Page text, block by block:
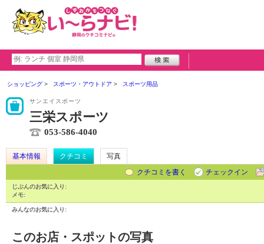
ショッピング スポーツ・アウトドア スポーツ用品
サンエイスポーツ
三栄スポーツ
053-586-4040
基本情報 クチコミ
写真
クチコミを書く
チェックイン
じぶんのお気に入り:
メモ:
みんなのお気に入り:
このお店・スポットの写真